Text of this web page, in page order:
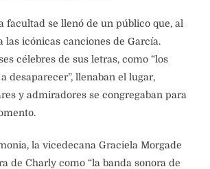
facultad se llenó de un público que, al
las icónicas canciones de García.
célebres de sus letras, como “los
desaparecer”, llenaban el lugar,
y admiradores se congregaban para
la vicedecana Graciela Morgade
de Charly como “la banda sonora de